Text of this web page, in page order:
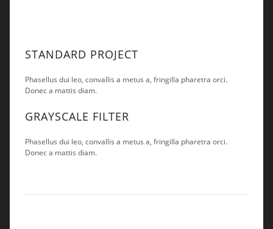
STANDARD PROJECT
Phasellus dui leo, convallis a metus a, fringilla pharetra orci.
Donec a mattis diam.
GRAYSCALE FILTER
Phasellus dui leo, convallis a metus a, fringilla pharetra orci.
Donec a mattis diam.